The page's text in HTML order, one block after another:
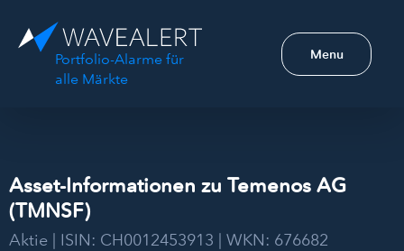
Portfolio-Alarme für
alle Märkte
Menu
Asset-Informationen zu Temenos AG
(TMNSF)
Aktie | ISIN: CH0012453913 | WKN: 676682